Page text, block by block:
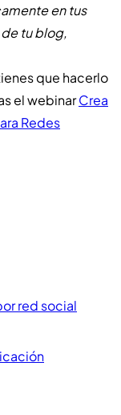
en tus
tu blog,
que hacerlo
el webinarCrea
Redes
red social